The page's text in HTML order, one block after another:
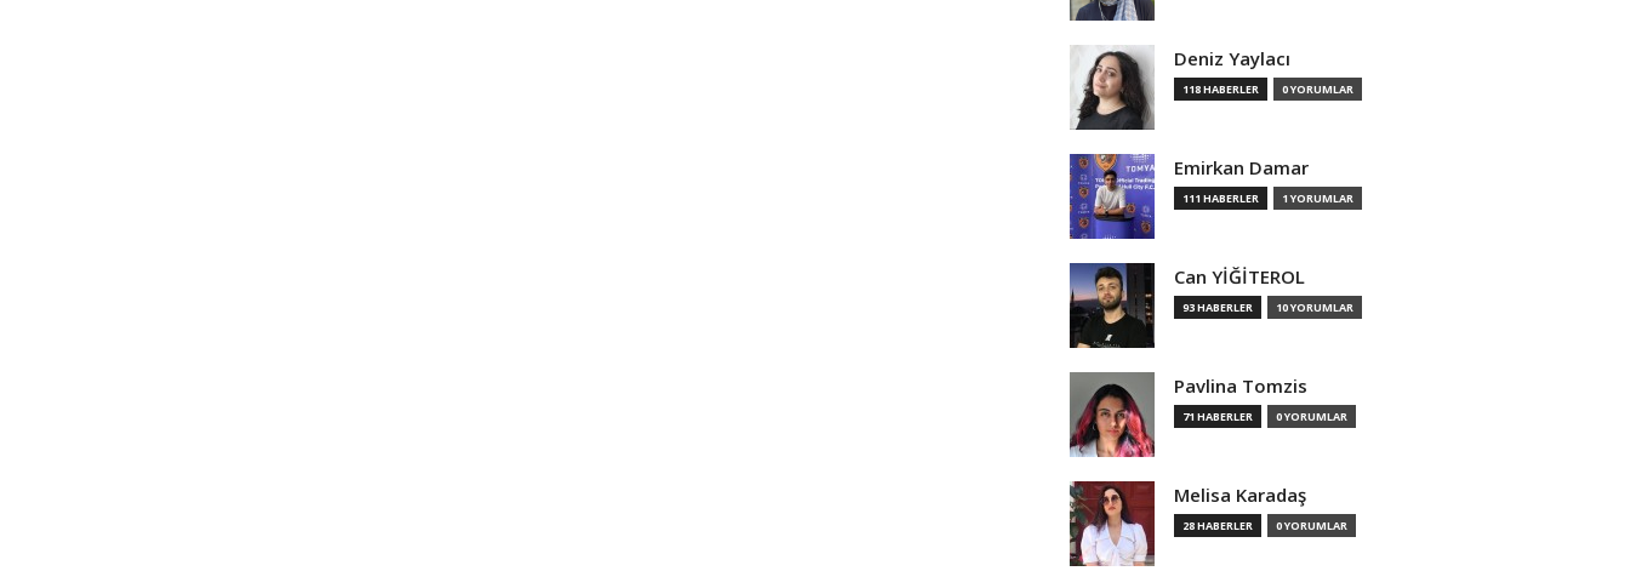
Deniz Yaylacı
118 HABERLER 0 YORUMLAR
Emirkan Damar
111 HABERLER 1 YORUMLAR
Can YİĞİTEROL
93 HABERLER 10 YORUMLAR
Pavlina Tomzis
71 HABERLER 0 YORUMLAR
Melisa Karadaş
28 HABERLER 0 YORUMLAR